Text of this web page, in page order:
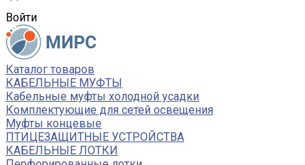
Войти
Каталог товаров
КАБЕЛЬНЫЕ МУФТЫ
Кабельные муфты холодной усадки
Комплектующие для сетей освещения
Муфты концевые
ПТИЦЕЗАЩИТНЫЕ УСТРОЙСТВА
КАБЕЛЬНЫЕ ЛОТКИ